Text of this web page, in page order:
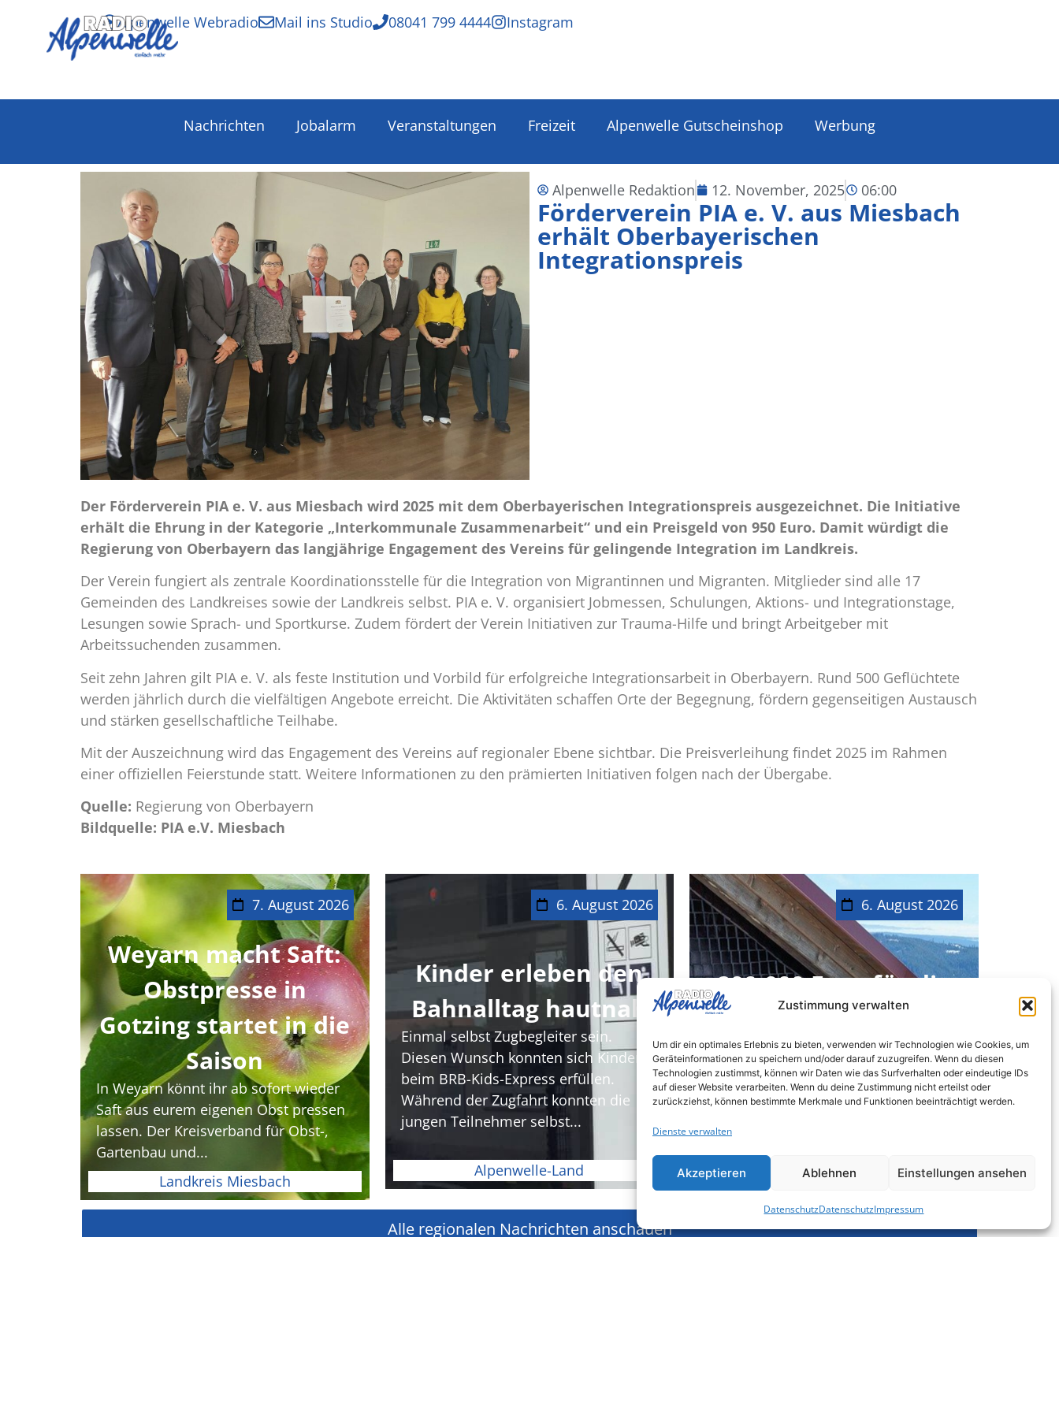
Zustimmung verwalten
Um dir ein optimales Erlebnis zu bieten, verwenden wir Technologien wie Cookies, um
Geräteinformationen zu speichern und/oder darauf zuzugreifen. Wenn du diesen
Technologien zustimmst, können wir Daten wie das Surfverhalten oder eindeutige IDs
auf dieser Website verarbeiten. Wenn du deine Zustimmung nicht erteilst oder
zurückziehst, können bestimmte Merkmale und Funktionen beeinträchtigt werden.
Dienste verwalten
Akzeptieren Ablehnen Einstellungen ansehen
DatenschutzDatenschutzImpressum
Alpenwelle Webradio Mail ins Studio 08041 799 4444 Instagram
Nachrichten Jobalarm Veranstaltungen Freizeit Alpenwelle Gutscheinshop Werbung
Alpenwelle Redaktion 12. November, 2025 06:00
Förderverein PIA e. V. aus Miesbach
erhält Oberbayerischen
Integrationspreis
Der Förderverein PIA e. V. aus Miesbach wird 2025 mit dem Oberbayerischen Integrationspreis ausgezeichnet. Die Initiative
erhält die Ehrung in der Kategorie „Interkommunale Zusammenarbeit“ und ein Preisgeld von 950 Euro. Damit würdigt die
Regierung von Oberbayern das langjährige Engagement des Vereins für gelingende Integration im Landkreis.
Der Verein fungiert als zentrale Koordinationsstelle für die Integration von Migrantinnen und Migranten. Mitglieder sind alle 17
Gemeinden des Landkreises sowie der Landkreis selbst. PIA e. V. organisiert Jobmessen, Schulungen, Aktions- und Integrationstage,
Lesungen sowie Sprach- und Sportkurse. Zudem fördert der Verein Initiativen zur Trauma-Hilfe und bringt Arbeitgeber mit
Arbeitssuchenden zusammen.
Seit zehn Jahren gilt PIA e. V. als feste Institution und Vorbild für erfolgreiche Integrationsarbeit in Oberbayern. Rund 500 Geflüchtete
werden jährlich durch die vielfältigen Angebote erreicht. Die Aktivitäten schaffen Orte der Begegnung, fördern gegenseitigen Austausch
und stärken gesellschaftliche Teilhabe.
Mit der Auszeichnung wird das Engagement des Vereins auf regionaler Ebene sichtbar. Die Preisverleihung findet 2025 im Rahmen
einer offiziellen Feierstunde statt. Weitere Informationen zu den prämierten Initiativen folgen nach der Übergabe.
Quelle: Regierung von Oberbayern
Bildquelle: PIA e.V. Miesbach
7. August 2026
Weyarn macht Saft:
Obstpresse in
Gotzing startet in die
Saison
In Weyarn könnt ihr ab sofort wieder
Saft aus eurem eigenen Obst pressen
lassen. Der Kreisverband für Obst-,
Gartenbau und...
Landkreis Miesbach
6. August 2026
Kinder erleben den
Bahnalltag hautnah
Einmal selbst Zugbegleiter sein.
Diesen Wunsch konnten sich Kinder
beim BRB-Kids-Express erfüllen.
Während der Zugfahrt konnten die
jungen Teilnehmer selbst...
Alpenwelle-Land
6. August 2026
200.000 Euro für die
Bergwacht Bayern
Diese Spende hat Adelholzener jetzt
übergeben. Das Geld stammt aus der
Aktion „Wasser rettet Leben“. Laut
Bergwacht soll das Geld...
Alpenwelle-Land
Alle regionalen Nachrichten anschauen